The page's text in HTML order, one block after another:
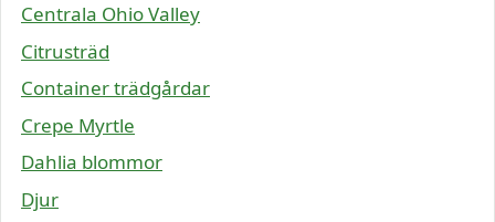
Centrala Ohio Valley
Citrusträd
Container trädgårdar
Crepe Myrtle
Dahlia blommor
Djur